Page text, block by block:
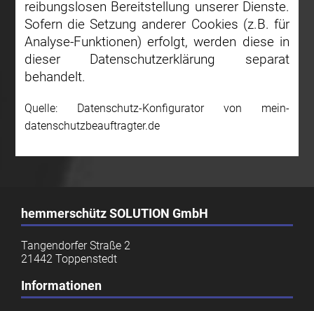
reibungslosen Bereitstellung unserer Dienste.
Sofern die Setzung anderer Cookies (z.B. für
Analyse-Funktionen) erfolgt, werden diese in
dieser Datenschutzerklärung separat
behandelt.
Quelle: Datenschutz-Konfigurator von mein-
datenschutzbeauftragter.de
hemmerschütz SOLUTION GmbH
Tangendorfer Straße 2
21442 Toppenstedt
Informationen